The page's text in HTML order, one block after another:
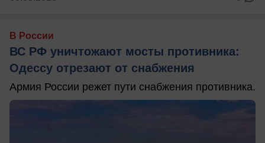
В России
ВС РФ уничтожают мосты противника:
Одессу отрезают от снабжения
Армия России режет пути снабжения противника.